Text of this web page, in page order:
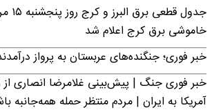
خاموشی برق کرج اعلام شد
خبر فوری؛ جنگنده‌های عربستان به پرواز
خبر فوری جنگ | پیش‌بینی غلامرضا انصاری از
آمریکا به ایران | مردم منتظر حمله همه‌جانبه